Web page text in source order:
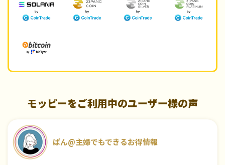
モッピーをご利用中のユーザー様の声
ぱん@主婦でもできるお得情報